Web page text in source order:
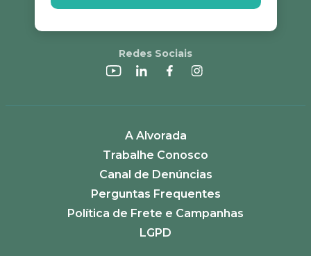
Redes Sociais
A Alvorada
Trabalhe Conosco
Canal de Denúncias
Perguntas Frequentes
Política de Frete e Campanhas
LGPD